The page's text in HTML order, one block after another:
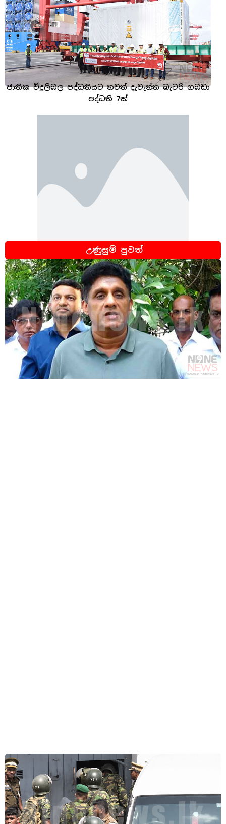
ජාතික විදුලිබල පද්ධතියට තවත් දැවැන්ත බැටරි ගබඩා
පද්ධති 7ක්
උණුසුම් පුවත්